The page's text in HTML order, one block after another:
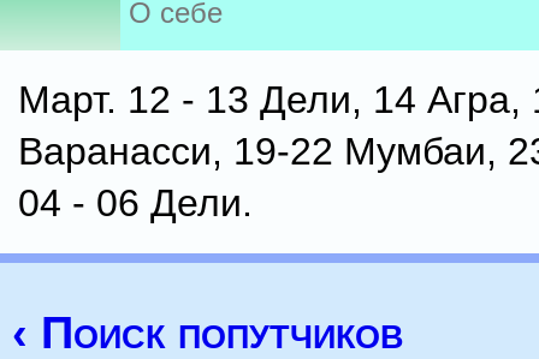
О себе
Март. 12 - 13 Дели, 14 Агра,
Варанасси, 19-22 Мумбаи,
04 - 06 Дели.
‹ Поиск попутчиков